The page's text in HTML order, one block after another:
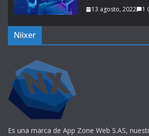
13 agosto, 2022 1
Niixer
Es una marca de App Zone Web S.AS,